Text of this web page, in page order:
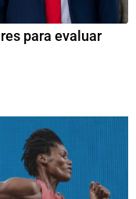
para evaluar